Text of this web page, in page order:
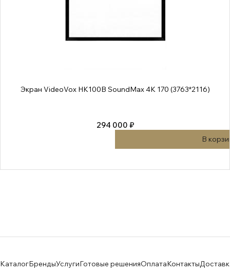
Экран VideoVox HK100B SoundMax 4K 170 (3763*2116)
294 000 ₽
В
КаталогБрендыУслугиГотовые решенияОплатаКонтакты